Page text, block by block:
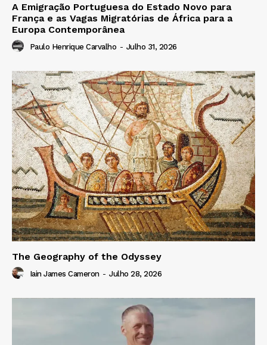
A Emigração Portuguesa do Estado Novo para
França e as Vagas Migratórias de África para a
Europa Contemporânea
Paulo Henrique Carvalho - Julho 31, 2026
The Geography of the Odyssey
Iain James Cameron - Julho 28, 2026